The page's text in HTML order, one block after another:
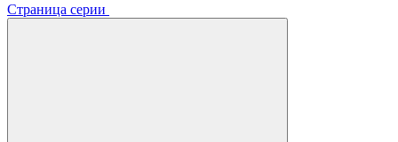
Страница серии